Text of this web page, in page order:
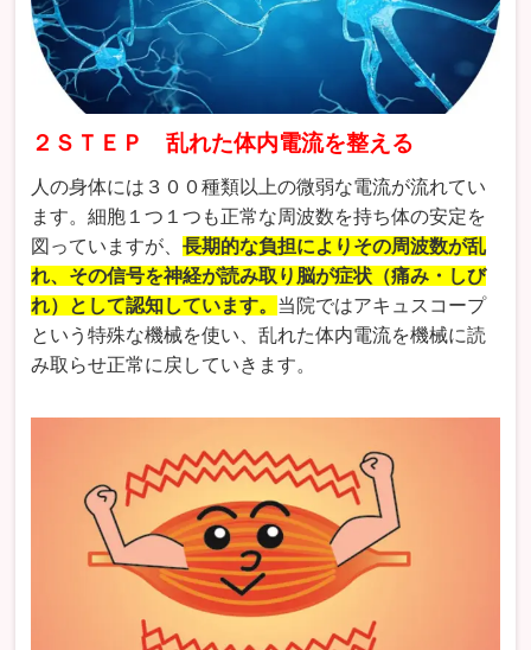
２ＳＴＥＰ 乱れた体内電流を整える
人の身体には３００種類以上の微弱な電流が流れてい
ます。細胞１つ１つも正常な周波数を持ち体の安定を
図っていますが、長期的な負担によりその周波数が乱
れ、その信号を神経が読み取り脳が症状（痛み・しび
れ）として認知しています。 当院ではアキュスコープ
という特殊な機械を使い、乱れた体内電流を機械に読
み取らせ正常に戻していきます。